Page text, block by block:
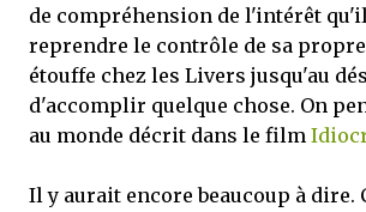
de compréhension de l'intérêt
reprendre le contrôle de sa
étouffe chez les Livers jusqu'au
d'accomplir quelque chose. On
au monde décrit dans le film
Il y aurait encore beaucoup à dire.